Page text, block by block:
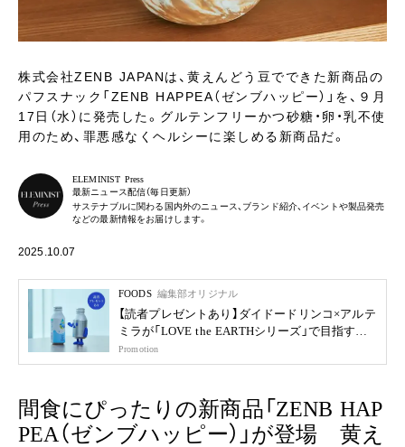
株式会社ZENB JAPANは、黄えんどう豆でできた新商品の
パフスナック「ZENB HAPPEA（ゼンブハッピー）」を、９月
17日（水）に発売した。グルテンフリーかつ砂糖・卵・乳不使
用のため、罪悪感なくヘルシーに楽しめる新商品だ。
ELEMINIST Press
最新ニュース配信（毎日更新）
サステナブルに関わる国内外のニュース、ブランド紹介、イベントや製品発売
などの最新情報をお届けします。
2025.10.07
FOODS 編集部オリジナル
【読者プレゼントあり】ダイドードリンコ×アルテ
ミラが「LOVE the EARTHシリーズ」で目指す未
来
Promotion
間食にぴったりの新商品「ZENB HAP
PEA（ゼンブハッピー）」が登場 黄え